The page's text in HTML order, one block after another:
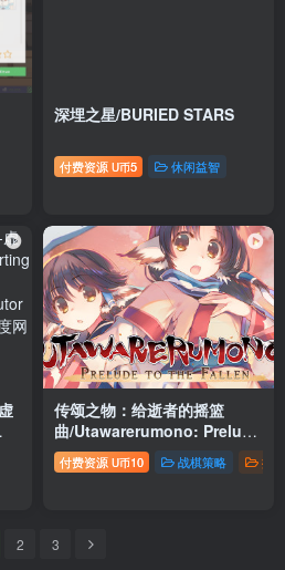
深埋之星/BURIED STARS
付费资源 U币5 休闲益智
传颂之物：给逝者的摇篮
曲/Utawarerumono: Prelude
to the Fallen(全DLC解锁)
付费资源 U币10 战棋策略 推
2 3